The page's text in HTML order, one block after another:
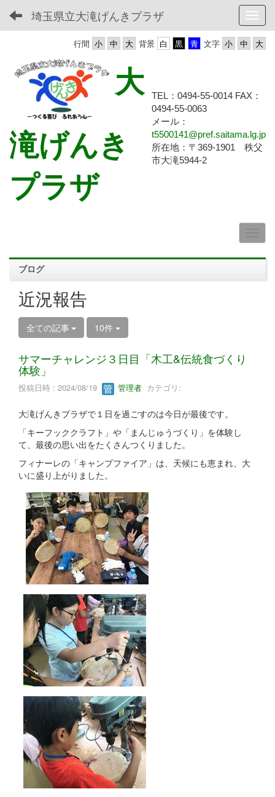
埼玉県立大滝げんきプラザ
文字
背景
行間
大
滝げんき
プラザ
TEL：0494-55-0014 FAX：
0494-55-0063
メール：
t5500141@pref.saitama.lg.jp
所在地：〒369-1901 秩父
市大滝5944-2
ブログ
近況報告
全ての記事 10件
サマーチャレンジ３日目「木工&伝統食づくり
体験」
投稿日時 : 2024/08/19 管理者 カテゴリ:
大滝げんきプラザで１日を過ごすのは今日が最後です。
「キーフッククラフト」や「まんじゅうづくり」を体験し
て、最後の思い出をたくさんつくりました。
フィナーレの「キャンプファイア」は、天候にも恵まれ、大
いに盛り上がりました。